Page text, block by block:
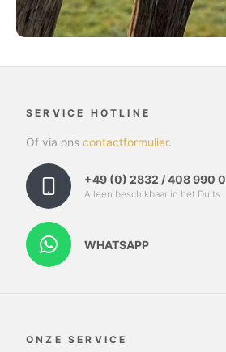
SERVICE HOTLINE
Of via ons contactformulier.
+49 (0) 2832 / 408 990 0
Alleen beschikbaar in het Duits
WHATSAPP
ONZE SERVICE